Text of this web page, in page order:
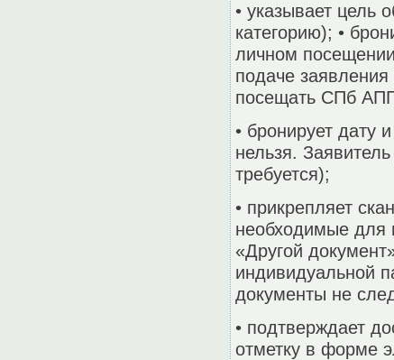
• указывает цель
категорию); •
личном
подаче
посещать СПб
• бронирует дату
нельзя.
требуется);
• прикрепляет
необходимые для
«Другой
индивидуальной
документы не
• подтверждает
отметку в форме